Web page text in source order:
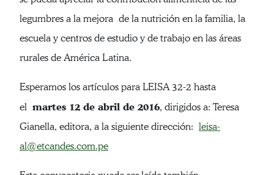
legumbres a la mejora de la nutrición en la familia, la
escuela y centros de estudio y de trabajo en las áreas
rurales de América Latina.
Esperamos los artículos para LEISA 32-2 hasta
el martes 12 de abril de 2016, dirigidos a: Teresa
Gianella, editora, a la siguiente dirección: leisa-
al@etcandes.com.pe